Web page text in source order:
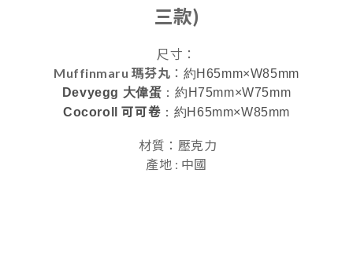
三款)
尺寸：
Muffinmaru 瑪芬丸 ： 約H65mm×W85mm
Devyegg 大偉蛋 ：約H75mm×W75mm
Cocoroll可可卷 ：約H65mm×W85mm
材質：壓克力
產地 : 中國